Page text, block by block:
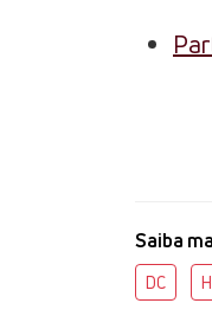
Saiba
DC